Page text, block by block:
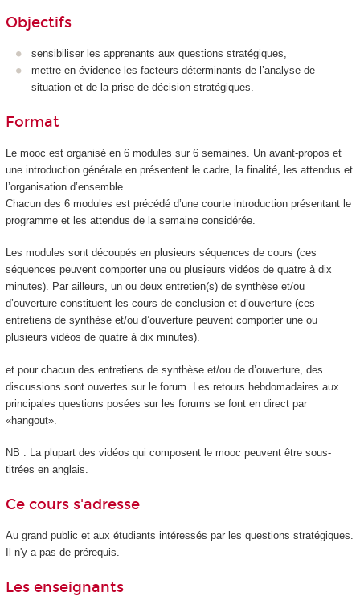
Objectifs
sensibiliser les apprenants aux questions stratégiques,
mettre en évidence les facteurs déterminants de l’analyse de
situation et de la prise de décision stratégiques.
Format
Le mooc est organisé en 6 modules sur 6 semaines. Un avant-propos et
une introduction générale en présentent le cadre, la finalité, les attendus et
l’organisation d’ensemble.
Chacun des 6 modules est précédé d’une courte introduction présentant le
programme et les attendus de la semaine considérée.
Les modules sont découpés en plusieurs séquences de cours (ces
séquences peuvent comporter une ou plusieurs vidéos de quatre à dix
minutes). Par ailleurs, un ou deux entretien(s) de synthèse et/ou
d’ouverture constituent les cours de conclusion et d’ouverture (ces
entretiens de synthèse et/ou d’ouverture peuvent comporter une ou
plusieurs vidéos de quatre à dix minutes).
et pour chacun des entretiens de synthèse et/ou de d’ouverture, des
discussions sont ouvertes sur le forum. Les retours hebdomadaires aux
principales questions posées sur les forums se font en direct par
«hangout».
NB : La plupart des vidéos qui composent le mooc peuvent être sous-
titrées en anglais.
Ce cours s'adresse
Au grand public et aux étudiants intéressés par les questions stratégiques.
Il n'y a pas de prérequis.
Les enseignants